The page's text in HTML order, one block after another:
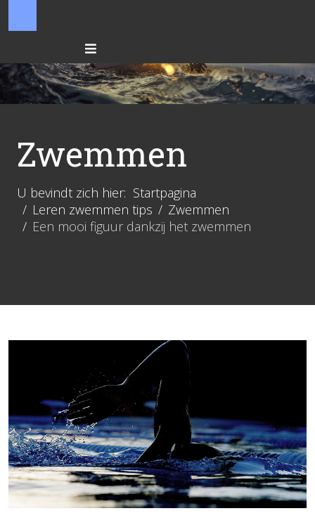
Zwemmen
U bevindt zich hier: Startpagina
Leren zwemmen tips
Zwemmen
Een mooi figuur dankzij het zwemmen